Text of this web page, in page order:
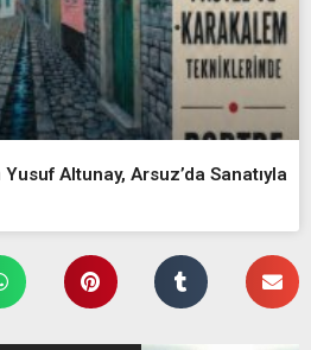
Yusuf Altunay, Arsuz’da Sanatıyla